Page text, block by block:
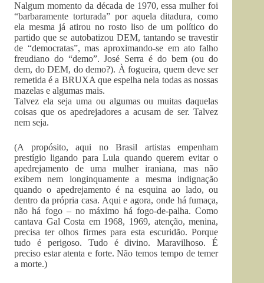
Nalgum momento da década de 1970, essa mulher foi
“barbaramente torturada” por aquela ditadura, como
ela mesma já atirou no rosto liso de um político do
partido que se autobatizou DEM, tantando se travestir
de “democratas”, mas aproximando-se em ato falho
freudiano do “demo”. José Serra é do bem (ou do
dem, do DEM, do demo?). À fogueira, quem deve ser
remetida é a BRUXA que espelha nela todas as nossas
mazelas e algumas mais.
Talvez ela seja uma ou algumas ou muitas daquelas
coisas que os apedrejadores a acusam de ser. Talvez
nem seja.
(A propósito, aqui no Brasil artistas empenham
prestígio ligando para Lula quando querem evitar o
apedrejamento de uma mulher iraniana, mas não
exibem nem longinquamente a mesma indignação
quando o apedrejamento é na esquina ao lado, ou
dentro da própria casa. Aqui e agora, onde há fumaça,
não há fogo – no máximo há fogo-de-palha. Como
cantava Gal Costa em 1968, 1969, atenção, menina,
precisa ter olhos firmes para esta escuridão. Porque
tudo é perigoso. Tudo é divino. Maravilhoso. É
preciso estar atenta e forte. Não temos tempo de temer
a morte.)